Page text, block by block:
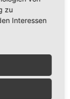
in Plauen
viele
um
zu
Interessen